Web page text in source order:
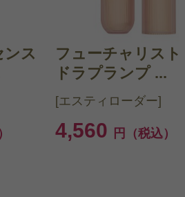
ス
フューチャリス
ドラプランプ ...
[エスティローダー]
4,560 円（税込）